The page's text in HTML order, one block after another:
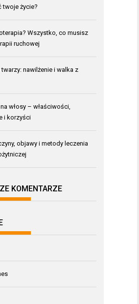
twoje życie?
Wszystko, co musisz
ruchowej
nawilżenie i walka z
włosy – właściwości,
i korzyści
objawy i metody leczenia
KOMENTARZE